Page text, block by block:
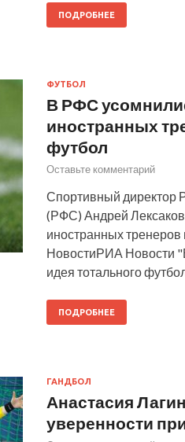
ПОДРОБНЕЕ
ФУТБОЛ
В РФС
иностранных
футбол
Оставьте комментарий
Спортивный директор
(РФС) Андрей
иностранных
НовостиРИА Новости
идея тотального
ПОДРОБНЕЕ
ГАНДБОЛ
Анастасия
уверенности